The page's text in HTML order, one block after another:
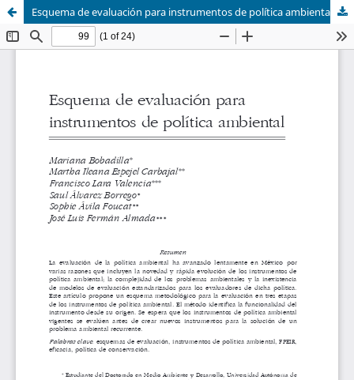
Esquema de evaluación para instrumentos de política ambiental